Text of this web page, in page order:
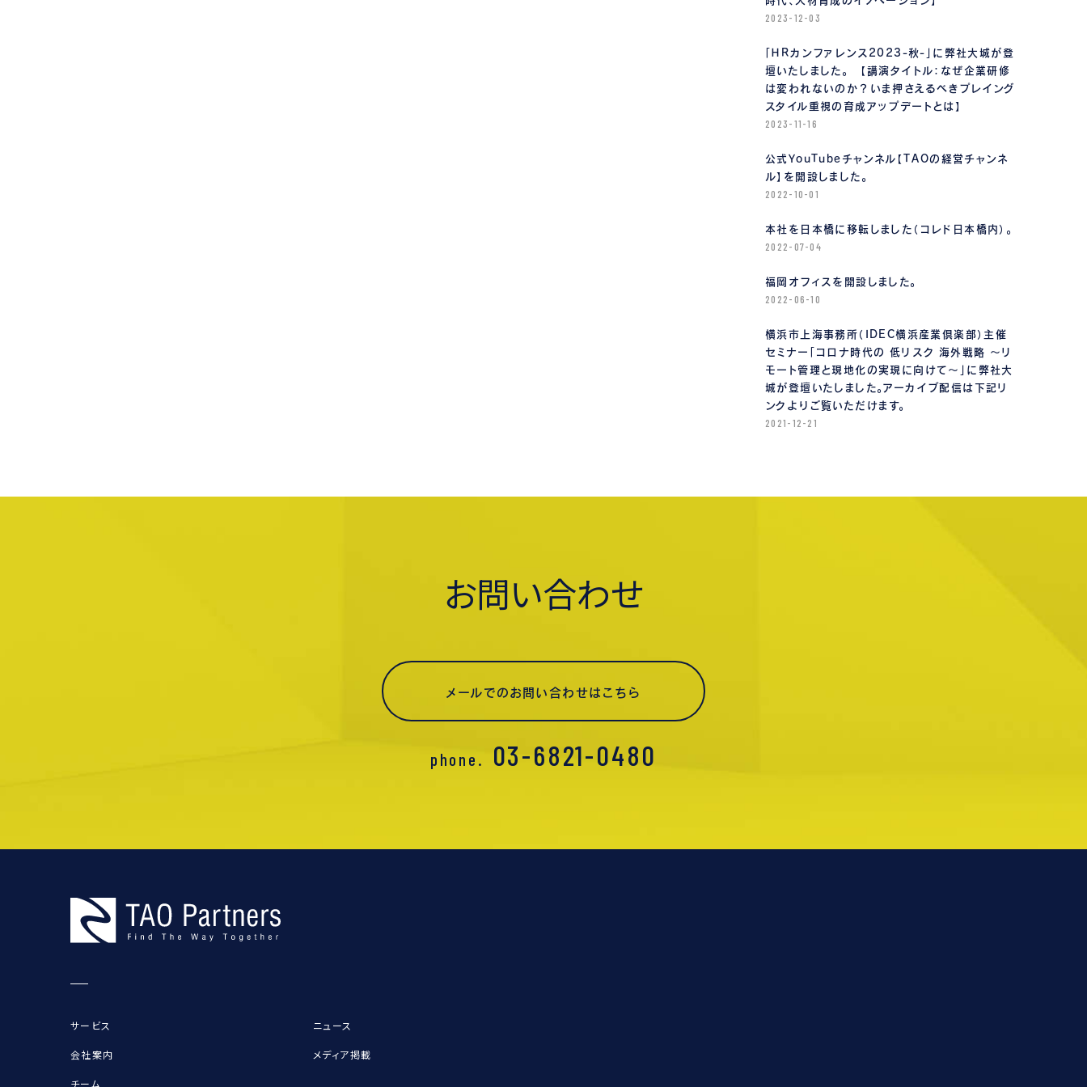
2023-12-03
「ＨＲカンファレンス2023-秋-」に弊社大城が登
壇いたしました。 【講演タイトル：なぜ企業研修
は変われないのか？いま押さえるべきプレイング
スタイル重視の育成アップデートとは】
2023-11-16
公式YouTubeチャンネル【TAOの経営チャンネ
ル】を開設しました。
2022-10-01
本社を日本橋に移転しました（コレド日本橋内）。
2022-07-04
福岡オフィスを開設しました。
2022-06-10
横浜市上海事務所（IDEC横浜産業倶楽部）主催
セミナー「コロナ時代の 低リスク 海外戦略 〜リ
モート管理と現地化の実現に向けて〜」に弊社大
城が登壇いたしました。アーカイブ配信は下記リ
ンクよりご覧いただけます。
2021-12-21
お問い合わせ
メールでのお問い合わせはこちら
phone. 03-6821-0480
サービス
会社案内
チーム
ニュース
メディア掲載